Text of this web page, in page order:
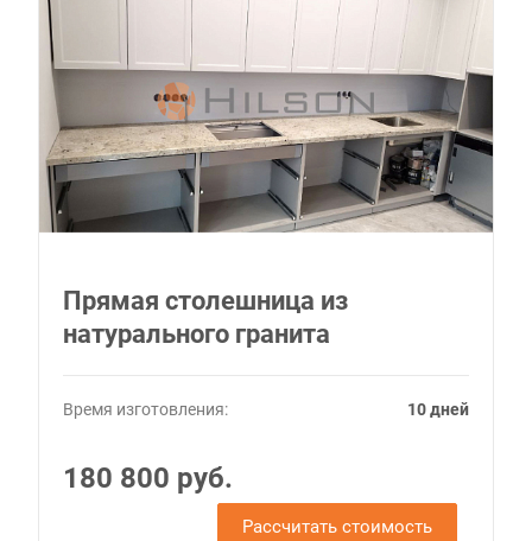
Прямая столешница из
натурального гранита
Время изготовления: 10 дней
180 800 руб.
Рассчитать стоимость